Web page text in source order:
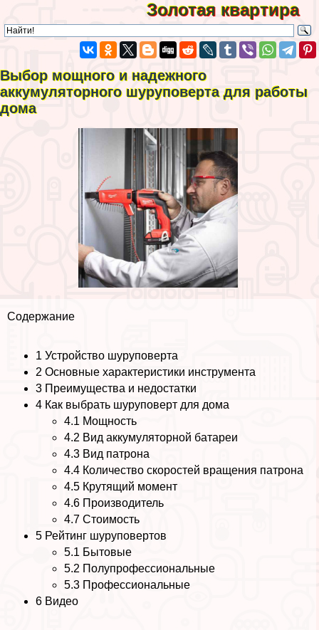
Золотая квартира
Выбор мощного и надежного
аккумуляторного шуруповерта для работы
дома
Содержание
1 Устройство шуруповерта
2 Основные хаpaктеристики инструмента
3 Преимущества и недостатки
4 Как выбрать шуруповерт для дома
4.1 Мощность
4.2 Вид аккумуляторной батареи
4.3 Вид патрона
4.4 Количество скоростей вращения патрона
4.5 Крутящий момент
4.6 Производитель
4.7 Стоимость
5 Рейтинг шуруповертов
5.1 Бытовые
5.2 Полупрофессиональные
5.3 Профессиональные
6 Видео